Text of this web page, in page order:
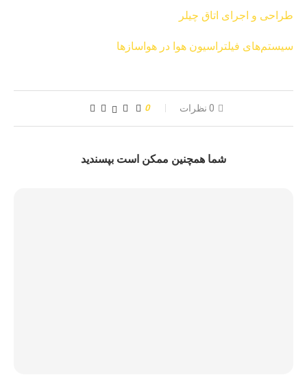
طراحی و اجرای اتاق چیلر
سیستم‌های فیلتراسیون هوا در هواسازها
0 نظرات 0
شما همچنین ممکن است بپسندید